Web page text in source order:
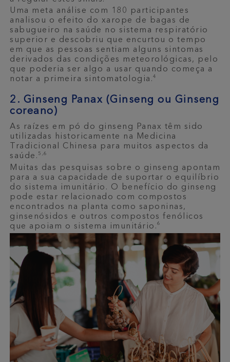
Uma meta análise com 180 participantes
analisou o efeito do xarope de bagas de
sabugueiro na saúde no sistema respiratório
superior e descobriu que encurtou o tempo
em que as pessoas sentiam alguns sintomas
derivados das condições meteorológicas, pelo
que poderia ser algo a usar quando começa a
notar a primeira sintomatologia. 4
2. Ginseng Panax (Ginseng ou Ginseng
coreano)
As raízes em pó do ginseng Panax têm sido
utilizadas historicamente na Medicina
Tradicional Chinesa para muitos aspectos da
saúde. 5,6
Muitas das pesquisas sobre o ginseng apontam
para a sua capacidade de suportar o equilíbrio
do sistema imunitário. O benefício do ginseng
pode estar relacionado com compostos
encontrados na planta como saponinas,
ginsenósidos e outros compostos fenólicos
que apoiam o sistema imunitário. 6